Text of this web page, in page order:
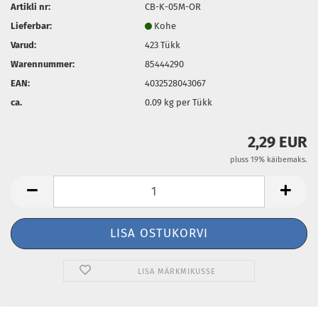
Artikli nr:
CB-K-05M-OR
Lieferbar:
Kohe
Varud:
423Tükk
Warennummer:
85444290
EAN:
4032528043067
ca.
0.09 kg per Tükk
2,29 EUR
pluss 19% käibemaks.
LISA MÄRKMIKUSSE